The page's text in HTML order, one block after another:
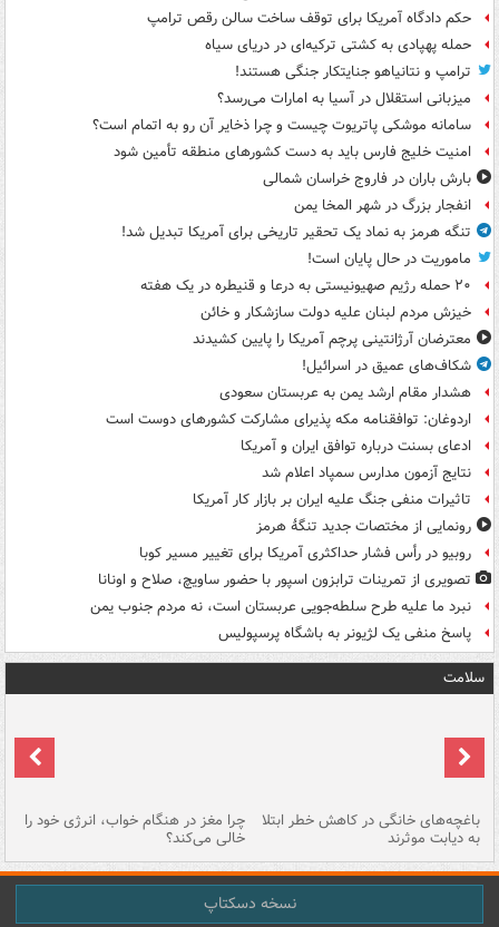
حکم دادگاه آمریکا برای توقف ساخت سالن رقص ترامپ
حمله پهپادی به کشتی ترکیه‌ای در دریای سیاه
ترامپ و نتانیاهو جنایتکار جنگی هستند!
میزبانی استقلال در آسیا به امارات می‌رسد؟
سامانه موشکی پاتریوت چیست و چرا ذخایر آن رو به اتمام است؟
امنیت خلیج فارس باید به دست کشورهای منطقه تأمین شود
بارش باران در فاروج خراسان شمالی
انفجار بزرگ در شهر المخا یمن
تنگه هرمز به نماد یک تحقیر تاریخی برای آمریکا تبدیل شد!
ماموریت در حال پایان است!
۲۰ حمله رژیم صهیونیستی به درعا و قنیطره در یک هفته
خیزش مردم لبنان علیه دولت سازشکار و خائن
معترضان آرژانتینی پرچم آمریکا را پایین کشیدند
شکاف‌های عمیق در اسرائیل!
هشدار مقام ارشد یمن به عربستان سعودی
اردوغان: توافقنامه مکه پذیرای مشارکت کشورهای دوست است
ادعای بسنت درباره توافق ایران و آمریکا
نتایج آزمون مدارس سمپاد اعلام شد
تاثیرات منفی جنگ علیه ایران بر بازار کار آمریکا
رونمایی از مختصات جدید تنگۀ هرمز
روبیو در رأس فشار حداکثری آمریکا برای تغییر مسیر کوبا
تصویری از تمرینات ترابزون اسپور با حضور ساویچ، صلاح و اونانا
نبرد ما علیه طرح سلطه‌جویی عربستان است، نه مردم جنوب یمن
پاسخ منفی یک لژیونر به باشگاه پرسپولیس
سلامت
باغچه‌های خانگی در کاهش خطر ابتلا
به دیابت موثرند
چرا مغز در هنگام خواب، انرژی خود را
خالی می‌کند؟
نسخه دسکتاپ